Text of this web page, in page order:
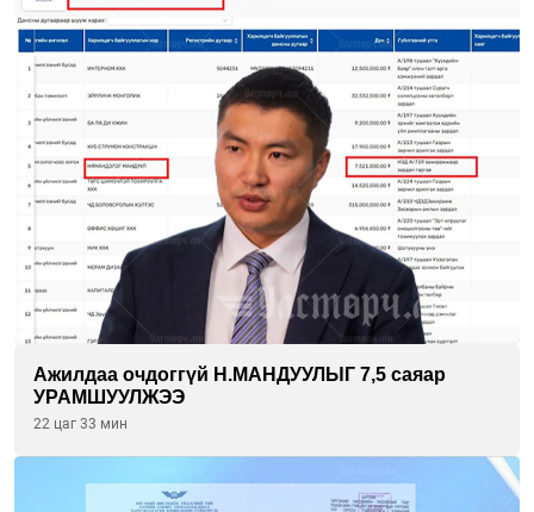
Ажилдаа очдоггүй Н.МАНДУУЛЫГ 7,5 саяар
УРАМШУУЛЖЭЭ
22 цаг 33 мин